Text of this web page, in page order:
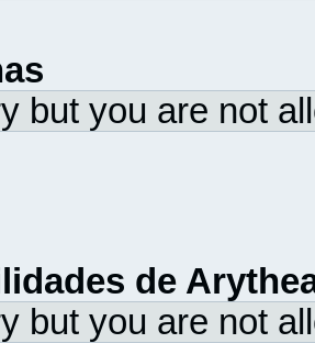
but you are not
de
but you are not